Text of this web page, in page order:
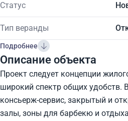
Статус
Тип веранды
Подробнее
Описание объекта
Проект следует концепции
широкий спектр общих удобств.
консьерж-сервис, закрытый и
залы, зоны для барбекю и